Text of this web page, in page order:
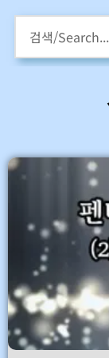
구독
카멜롯 인